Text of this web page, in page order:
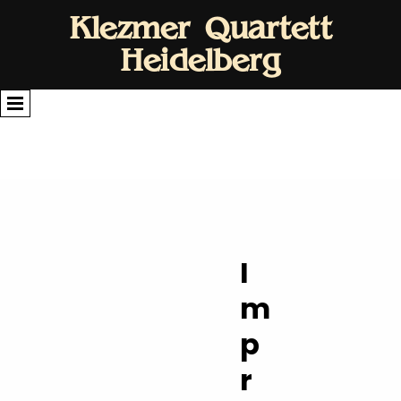
Klezmer Quartett
Heidelberg
I
m
p
r